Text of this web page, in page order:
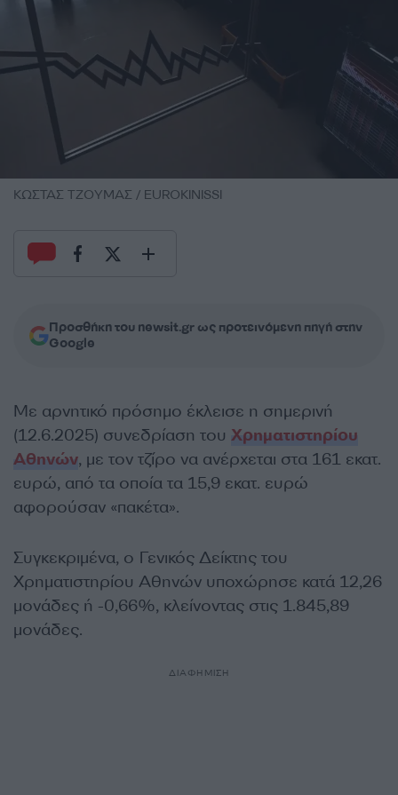
ΚΩΣΤΑΣ ΤΖΟΥΜΑΣ / EUROKINISSI
Προσθήκη του newsit.gr ως προτεινόμενη πηγή στην
Google
Με αρνητικό πρόσημο έκλεισε η σημερινή
(12.6.2025) συνεδρίαση του Χρηματιστηρίου
Αθηνών, με τον τζίρο να ανέρχεται στα 161 εκατ.
ευρώ, από τα οποία τα 15,9 εκατ. ευρώ
αφορούσαν «πακέτα».
Συγκεκριμένα, ο Γενικός Δείκτης του
Χρηματιστηρίου Αθηνών υποχώρησε κατά 12,26
μονάδες ή -0,66%, κλείνοντας στις 1.845,89
μονάδες.
ΔΙΑΦΗΜΙΣΗ